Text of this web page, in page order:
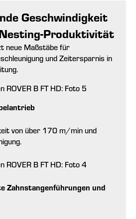
Geschwindigkeit
Produktivität
neue Maßstäbe für
und Zeitersparnis in
von über 170 m/min und
Zahnstangenführungen und